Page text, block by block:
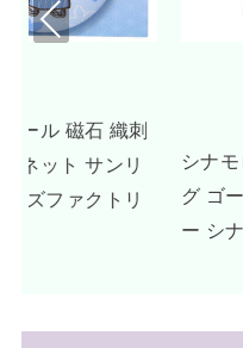
シナモロール キーリン
グ ゴールドキーホルダ
ー シナモン サンリオ
Pre